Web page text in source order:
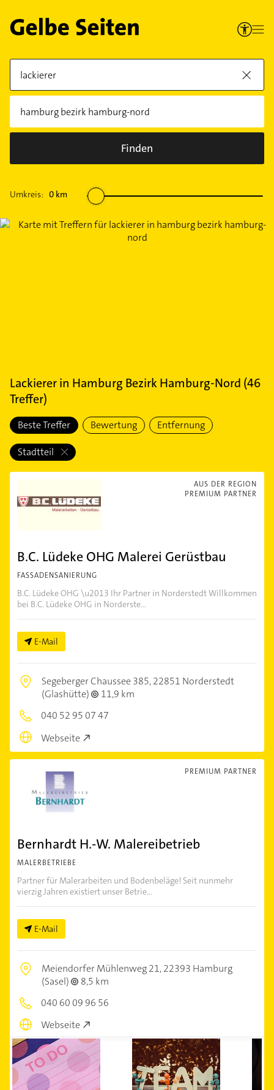
Finden
Umkreis: 0 km
Lackiererin Hamburg Bezirk Hamburg-Nord (46
Treffer)
Beste Treffer Bewertung Entfernung
Stadtteil
AUS DER REGION
PREMIUM PARTNER
B.C. Lüdeke OHG Malerei Gerüstbau
FASSADENSANIERUNG
B.C. Lüdeke OHG \u2013 Ihr Partner in Norderstedt Willkommen
bei B.C. Lüdeke OHG in Norderste...
E-Mail
Segeberger Chaussee 385,22851 Norderstedt
(Glashütte)
11,9 km
040 52 95 07 47
Webseite
PREMIUM PARTNER
Bernhardt H.-W. Malereibetrieb
MALERBETRIEBE
Partner für Malerarbeiten und Bodenbeläge! Seit nunmehr
vierzig Jahren existiert unser Betrie...
E-Mail
Meiendorfer Mühlenweg 21,22393 Hamburg
(Sasel)
8,5 km
040 60 09 96 56
Webseite